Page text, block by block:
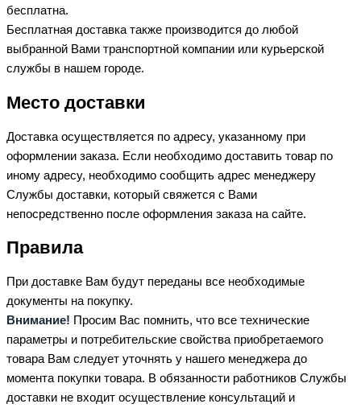
бесплатна.
Бесплатная доставка также производится до любой
выбранной Вами транспортной компании или курьерской
службы в нашем городе.
Место доставки
Доставка осуществляется по адресу, указанному при
оформлении заказа. Если необходимо доставить товар по
иному адресу, необходимо сообщить адрес менеджеру
Службы доставки, который свяжется с Вами
непосредственно после оформления заказа на сайте.
Правила
При доставке Вам будут переданы все необходимые
документы на покупку.
Внимание! Просим Вас помнить, что все технические
параметры и потребительские свойства приобретаемого
товара Вам следует уточнять у нашего менеджера до
момента покупки товара. В обязанности работников Службы
доставки не входит осуществление консультаций и